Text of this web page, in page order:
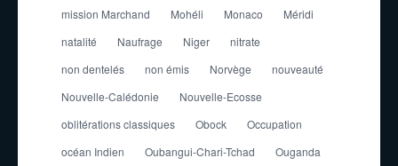
mission Marchand
Mohéli Monaco
Méridi
natalité
Naufrage Niger
nitrate
non dentelés
non émis Norvège
nouveauté
Nouvelle-Calédonie
Nouvelle-Ecosse
oblitérations classiques
Obock
Occupation
océan Indien
Oubangui-Chari-Tchad
Ouganda